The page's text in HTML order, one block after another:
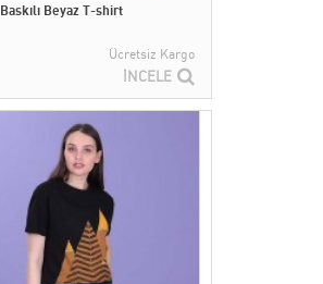
Baskılı Beyaz T-shirt
Ücretsiz Kargo
İNCELE